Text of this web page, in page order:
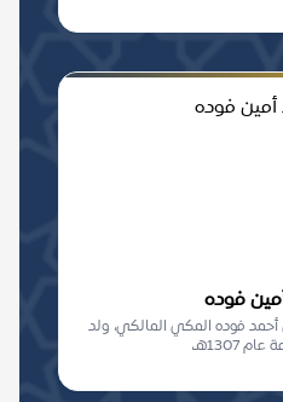
فوده
فوده المكي المالكي، ولد
1307هـ،